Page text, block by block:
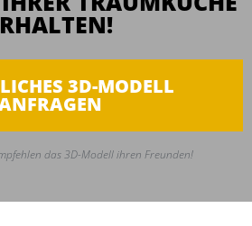
3D-MODELL
das 3D-Modell ihren Freunden!